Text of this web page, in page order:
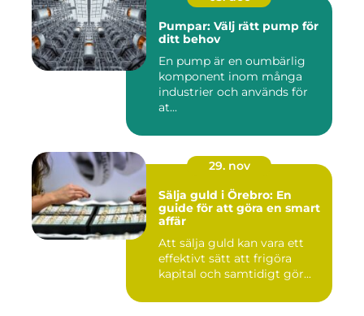
Pumpar: Välj rätt pump för
ditt behov
En pump är en oumbärlig
komponent inom många
industrier och används för
at...
29. nov
Sälja guld i Örebro: En
guide för att göra en smart
affär
Att sälja guld kan vara ett
effektivt sätt att frigöra
kapital och samtidigt gör...